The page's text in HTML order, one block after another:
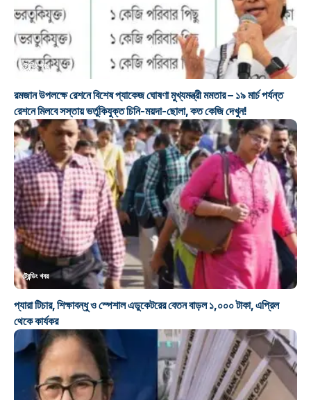
ট্রেন্ডিং খবর
রমজান উপলক্ষে রেশনে বিশেষ প্যাকেজ ঘোষণা মুখ্যমন্ত্রী মমতার – ১৯ মার্চ পর্যন্ত
রেশনে মিলবে সস্তায় ভর্তুকিযুক্ত চিনি-ময়দা-ছোলা, কত কেজি দেখুন!
ট্রেন্ডিং খবর
প্যারা টিচার, শিক্ষাবন্ধু ও স্পেশাল এডুকেটরের বেতন বাড়ল ১,০০০ টাকা, এপ্রিল
থেকে কার্যকর